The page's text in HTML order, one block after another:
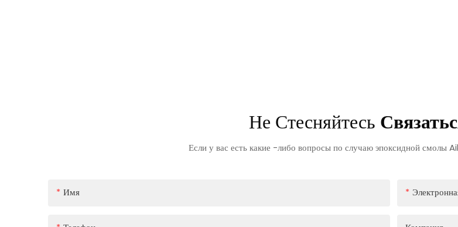
Не Стесняйтесь
Если у вас есть какие -либо вопросы по случаю эпоксидной смолы
Имя